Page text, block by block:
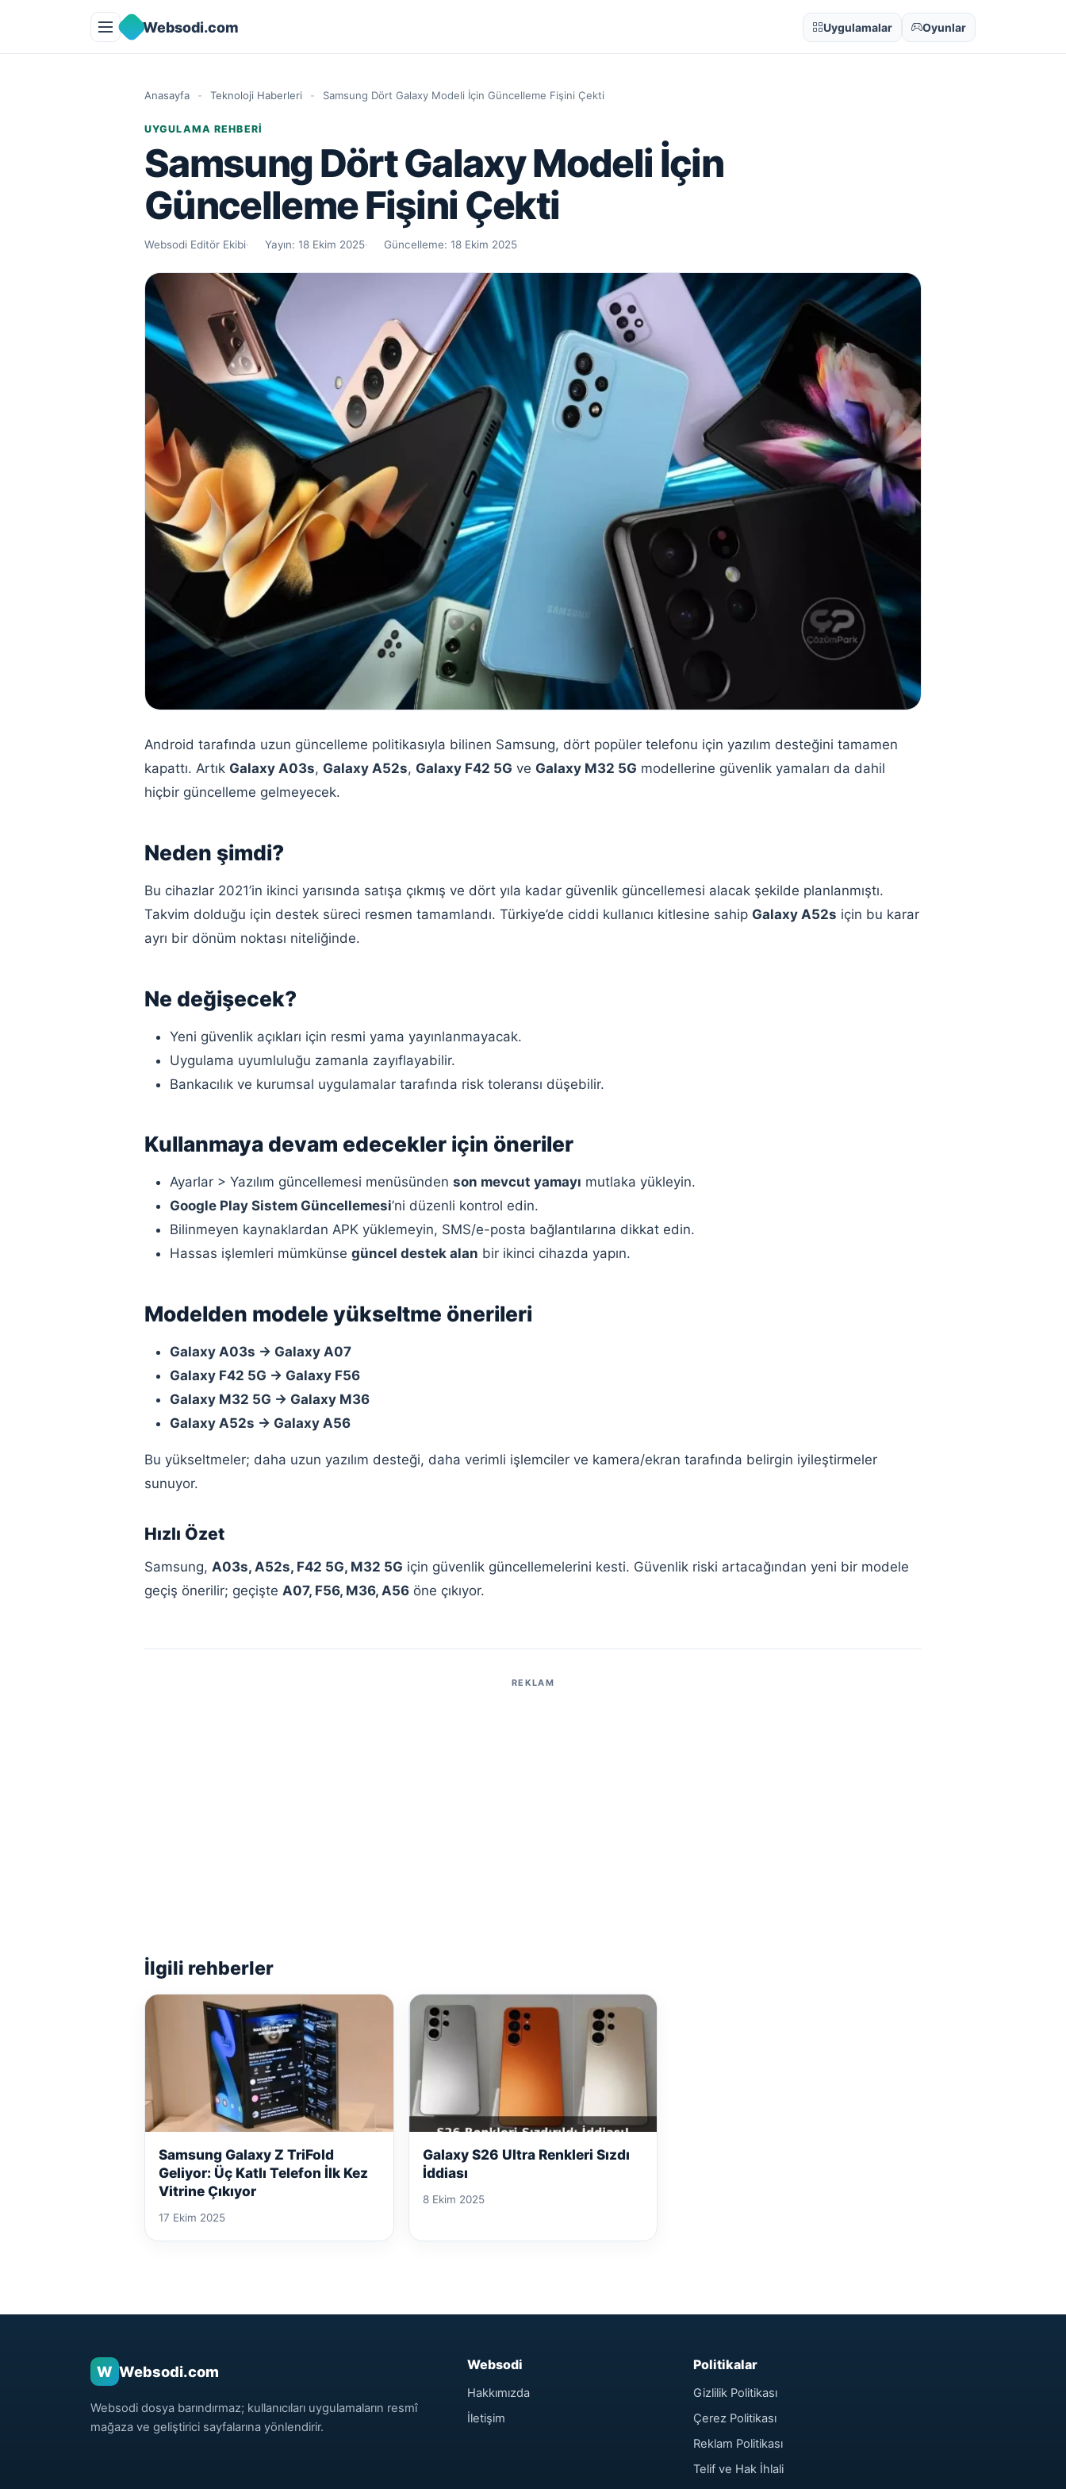
Websodi.com Uygulamalar Oyunlar
Anasayfa - Teknoloji Haberleri - Samsung Dört Galaxy Modeli İçin Güncelleme Fişini Çekti
UYGULAMA REHBERI
Samsung Dört Galaxy Modeli İçin
Güncelleme Fişini Çekti
Websodi Editör Ekibi Yayın: 18 Ekim 2025 Güncelleme: 18 Ekim 2025
Android tarafında uzun güncelleme politikasıyla bilinen Samsung, dört popüler telefonu için yazılım desteğini tamamen
kapattı. Artık Galaxy A03s, Galaxy A52s, Galaxy F42 5G ve Galaxy M32 5G modellerine güvenlik yamaları da dahil
hiçbir güncelleme gelmeyecek.
Neden şimdi?
Bu cihazlar 2021’in ikinci yarısında satışa çıkmış ve dört yıla kadar güvenlik güncellemesi alacak şekilde planlanmıştı.
Takvim dolduğu için destek süreci resmen tamamlandı. Türkiye’de ciddi kullanıcı kitlesine sahip Galaxy A52s için bu karar
ayrı bir dönüm noktası niteliğinde.
Ne değişecek?
Yeni güvenlik açıkları için resmi yama yayınlanmayacak.
Uygulama uyumluluğu zamanla zayıflayabilir.
Bankacılık ve kurumsal uygulamalar tarafında risk toleransı düşebilir.
Kullanmaya devam edecekler için öneriler
Ayarlar > Yazılım güncellemesi menüsünden son mevcut yamayı mutlaka yükleyin.
Google Play Sistem Güncellemesi’ni düzenli kontrol edin.
Bilinmeyen kaynaklardan APK yüklemeyin, SMS/e-posta bağlantılarına dikkat edin.
Hassas işlemleri mümkünse güncel destek alan bir ikinci cihazda yapın.
Modelden modele yükseltme önerileri
Galaxy A03s → Galaxy A07
Galaxy F42 5G → Galaxy F56
Galaxy M32 5G → Galaxy M36
Galaxy A52s → Galaxy A56
Bu yükseltmeler; daha uzun yazılım desteği, daha verimli işlemciler ve kamera/ekran tarafında belirgin iyileştirmeler
sunuyor.
Hızlı Özet
Samsung, A03s, A52s, F42 5G, M32 5G için güvenlik güncellemelerini kesti. Güvenlik riski artacağından yeni bir modele
geçiş önerilir; geçişte A07, F56, M36, A56 öne çıkıyor.
REKLAM
İlgili rehberler
Samsung Galaxy Z TriFold
Geliyor: Üç Katlı Telefon İlk Kez
Vitrine Çıkıyor
17 Ekim 2025
Galaxy S26 Ultra Renkleri Sızdı
İddiası
8 Ekim 2025
W Websodi.com
Websodi dosya barındırmaz; kullanıcıları uygulamaların resmî
mağaza ve geliştirici sayfalarına yönlendirir.
Websodi
Hakkımızda
İletişim
Politikalar
Gizlilik Politikası
Çerez Politikası
Reklam Politikası
Telif ve Hak İhlali